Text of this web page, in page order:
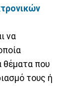
να
θέματα που
τους ή